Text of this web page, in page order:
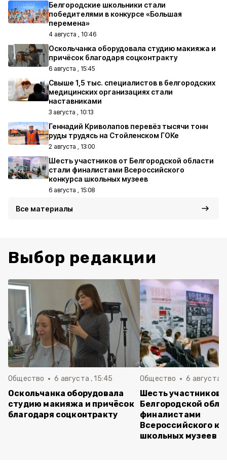
Белгородские школьники стали
победителями в конкурсе «Большая
перемена»
4 августа , 10:46
Оскольчанка оборудовала студию макияжа и
причёсок благодаря соцконтракту
6 августа , 15:45
Свыше 1,5 тыс. специалистов в белгородских
медицинских организациях стали
наставниками
3 августа , 10:13
Геннадий Криволапов перевёз тысячи тонн
руды трудясь на Стойленском ГОКе
2 августа , 13:00
Шесть участников от Белгородской области
стали финалистами Всероссийского
конкурса школьных музеев
6 августа , 15:08
Все материалы
Выбор редакции
Общество 6 августа , 15:45
Оскольчанка оборудовала
студию макияжа и причёсок
благодаря соцконтракту
Общество 6 августа ,
Шесть участников
Белгородской
финалистами
Всероссийского
школьных музеев